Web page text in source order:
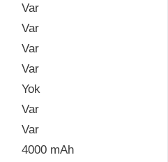
Var
Var
Var
Var
Yok
Var
Var
4000 mAh